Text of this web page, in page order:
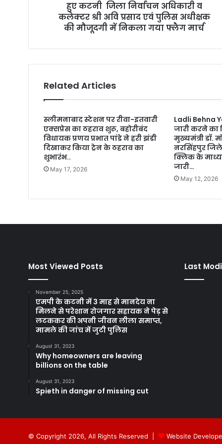
हुए कटनी जिला निर्वाचन अधिकारी व
कलेक्टर श्री अवि प्रसाद एवं पुलिस अधीक्षक
की मौजूदगी में निकला गया फ्लैग मार्च
Related Articles
स्लीमनाबाद स्टेशन पर रीवा-इतवारी
एक्सप्रेस का ठहराव शुरू, बहोरीबंद
विधायक प्रणय प्रभात पांडे ने हरी झंडी
दिखाकर किया ट्रेन के ठहराव का
शुभारंभ..
May 17, 2026
Ladli Behna
जारी करने का
मुख्यमंत्री डॉ.
नरसिंहपुर
क्लिक के
जारी…
May 12, 2026
Most Viewed Posts
November 25, 2025
एमपी के कटनी में 3 माह से मानदेय ना
मिलने से परेशान रोजगार सहायक ने पेड़ से
लटककर की अपनी जीवन लीला समाप्त,
मामले की जांच में जुटी पुलिस
August 31, 2023
Why homeowners are leaving
billions on the table
August 31, 2023
Spieth in danger of missing cut
Last
© Copyright 2026, All Rights Reserved | Website